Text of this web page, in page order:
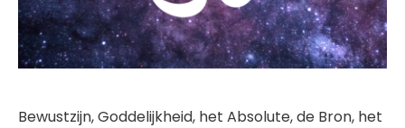
Bewustzijn, Goddelijkheid, het Absolute, de Bron, het